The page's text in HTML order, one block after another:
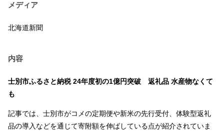
メディア
北海道新聞
内容
士別市ふるさと納税 24年度初の1億円突破 返礼品 水産物なくて
も
記事では、士別市がコメの定期便や新米の先行受付、体験型返礼
品の導入などを通じて寄附額を伸ばしている点が紹介されていま